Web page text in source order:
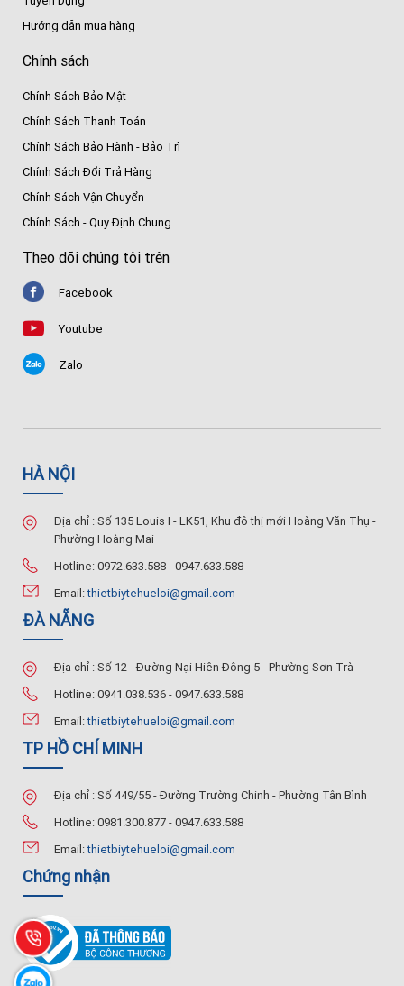
Hướng dẫn mua hàng
Chính sách
Chính Sách Bảo Mật
Chính Sách Thanh Toán
Chính Sách Bảo Hành - Bảo Trì
Chính Sách Đổi Trả Hàng
Chính Sách Vận Chuyển
Chính Sách - Quy Định Chung
Theo dõi chúng tôi trên
Facebook
Youtube
Zalo
HÀ NỘI
Địa chỉ : Số 135 Louis I - LK51, Khu đô thị mới Hoàng Văn Thụ -
Phường Hoàng Mai
Hotline: 0972.633.588 - 0947.633.588
Email:thietbiytehueloi@gmail.com
ĐÀ NẴNG
Địa chỉ : Số 12 - Đường Nại Hiên Đông 5 - Phường Sơn Trà
Hotline: 0941.038.536 - 0947.633.588
Email:thietbiytehueloi@gmail.com
TP HỒ CHÍ MINH
Địa chỉ : Số 449/55 - Đường Trường Chinh - Phường Tân Bình
Hotline: 0981.300.877 - 0947.633.588
Email:thietbiytehueloi@gmail.com
Chứng nhận